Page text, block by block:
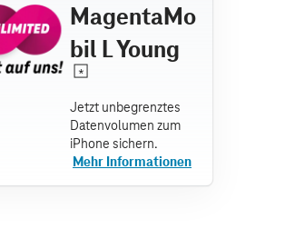
MagentaMo
bil L Young